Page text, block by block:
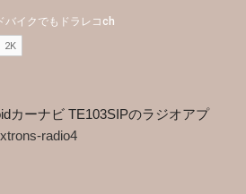
カーナビ TE103SIPのラジオアプ
xtrons-radio4